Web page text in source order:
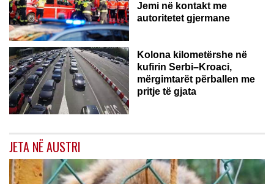
Jemi në kontakt me
autoritetet gjermane
Kolona kilometërshe në
kufirin Serbi–Kroaci,
mërgimtarët përballen me
pritje të gjata
JETA NË AUSTRI